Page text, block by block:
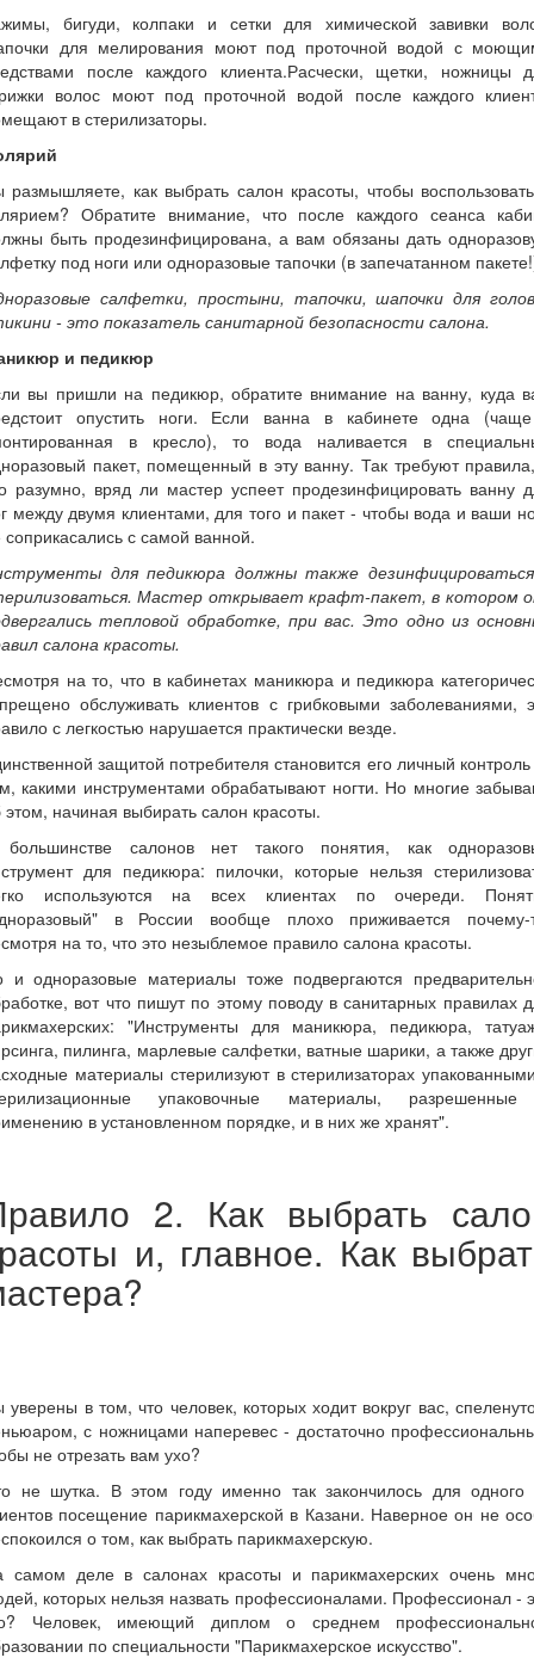
бигуди, колпаки и сетки для химической завивки
для мелирования моют под проточной водой с
после каждого клиента.Расчески, щетки, ножницы
волос моют под проточной водой после каждого
в стерилизаторы.
размышляете, как выбрать салон красоты, чтобы
Обратите внимание, что после каждого сеанса
быть продезинфицирована, а вам обязаны дать
под ноги или одноразовые тапочки (в запечатанном
салфетки, простыни, тапочки, шапочки для
- это показатель санитарной безопасности салона.
и педикюр
вы пришли на педикюр, обратите внимание на ванну, куда
опустить ноги. Если ванна в кабинете одна
в кресло), то вода наливается в
пакет, помещенный в эту ванну. Так требуют
разумно, вряд ли мастер успеет продезинфицировать ванну
между двумя клиентами, для того и пакет - чтобы вода и ваши
соприкасались с самой ванной.
для педикюра должны также
Мастер открывает крафт-пакет, в котором
тепловой обработке, при вас. Это одно из
салона красоты.
на то, что в кабинетах маникюра и педикюра
обслуживать клиентов с грибковыми заболеваниями,
с легкостью нарушается практически везде.
защитой потребителя становится его личный контроль
какими инструментами обрабатывают ногти. Но многие
этом, начиная выбирать салон красоты.
салонов нет такого понятия, как
для педикюра: пилочки, которые нельзя
используются на всех клиентах по очереди.
в России вообще плохо приживается почему-
на то, что это незыблемое правило салона красоты.
и одноразовые материалы тоже подвергаются
вот что пишут по этому поводу в санитарных правилах
"Инструменты для маникюра, педикюра,
пилинга, марлевые салфетки, ватные шарики, а также
материалы стерилизуют в стерилизаторах
упаковочные материалы,
в установленном порядке, и в них же хранят".
2. Как выбрать
и, главное. Как
уверены в том, что человек, которых ходит вокруг вас,
с ножницами наперевес - достаточно
не отрезать вам ухо?
не шутка. В этом году именно так закончилось для одного
посещение парикмахерской в Казани. Наверное он не
о том, как выбрать парикмахерскую.
самом деле в салонах красоты и парикмахерских очень
которых нельзя назвать профессионалами. Профессионал -
Человек, имеющий диплом о среднем
по специальности "Парикмахерское искусство".